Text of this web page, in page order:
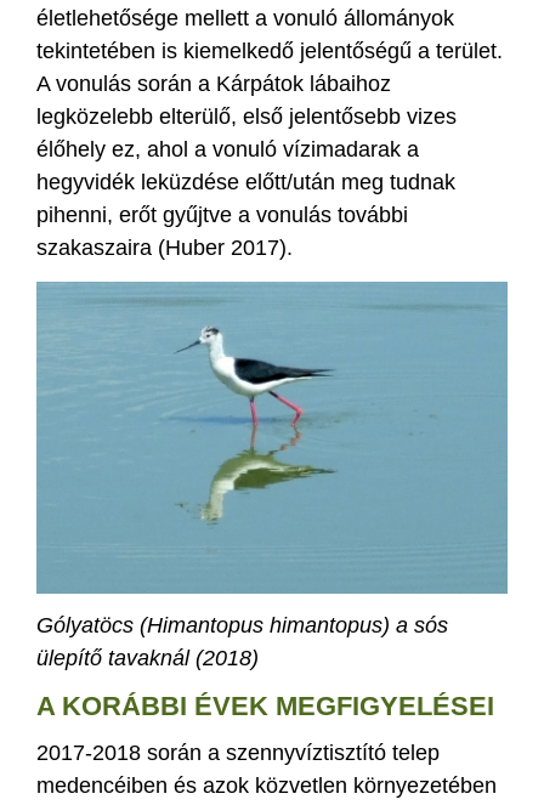
életlehetősége mellett a vonuló állományok
tekintetében is kiemelkedő jelentőségű a terület.
A vonulás során a Kárpátok lábaihoz
legközelebb elterülő, első jelentősebb vizes
élőhely ez, ahol a vonuló vízimadarak a
hegyvidék leküzdése előtt/után meg tudnak
pihenni, erőt gyűjtve a vonulás további
szakaszaira (Huber 2017).
Gólyatöcs (Himantopus himantopus) a sós
ülepítő tavaknál (2018)
A KORÁBBI ÉVEK MEGFIGYELÉSEI
2017-2018 során a szennyvíztisztító telep
medencéiben és azok közvetlen környezetében